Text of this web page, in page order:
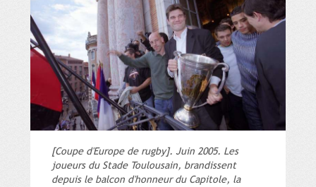
[Coupe d'Europe de rugby]. Juin 2005. Les
joueurs du Stade Toulousain, brandissent
depuis le balcon d'honneur du Capitole, la